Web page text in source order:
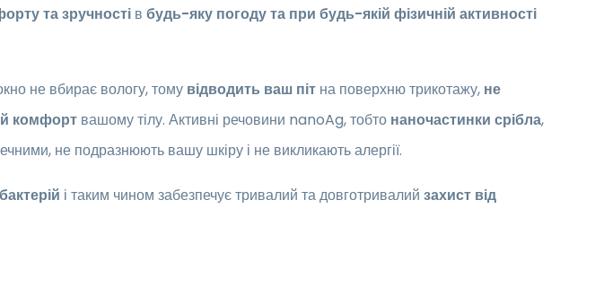
та зручності в будь-яку погоду та при будь-якій фізичній активності
не вбирає вологу, тому відводить ваш піт на поверхню трикотажу, не
комфорт вашому тілу. Активні речовини nanoAg, тобто наночастинки срібла,
не подразнюють вашу шкіру і не викликають алергії.
і таким чином забезпечує тривалий та довготривалий захист від